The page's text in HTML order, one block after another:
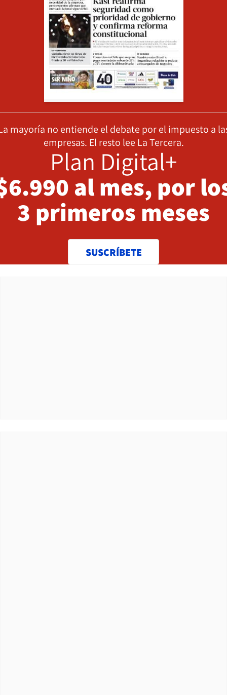
mayoría no entiende el debate por el impuesto a
empresas. El resto lee La Tercera.
Plan Digital+
al mes, por
3 primeros meses
SUSCRÍBETE